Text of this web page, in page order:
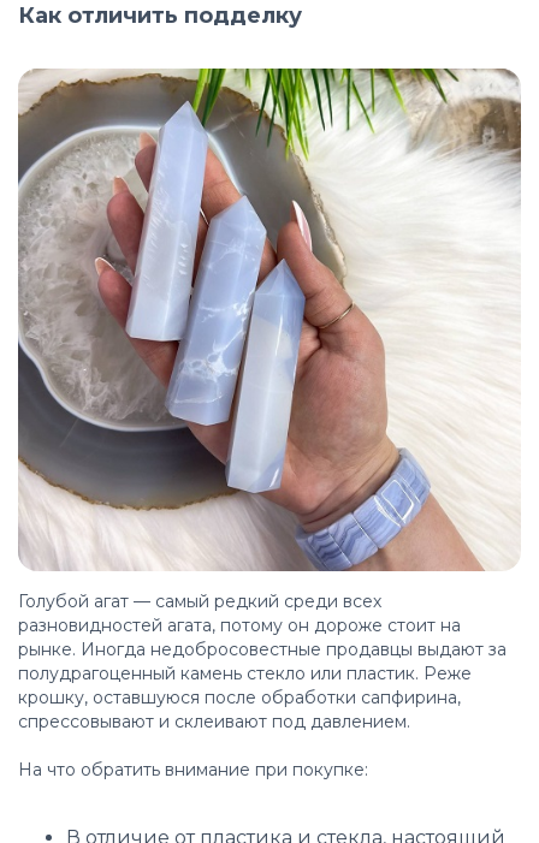
Как отличить подделку
Голубой агат — самый редкий среди всех
разновидностей агата, потому он дороже стоит на
рынке. Иногда недобросовестные продавцы выдают за
полудрагоценный камень стекло или пластик. Реже
крошку, оставшуюся после обработки сапфирина,
спрессовывают и склеивают под давлением.
На что обратить внимание при покупке:
В отличие от пластика и стекла, настоящий